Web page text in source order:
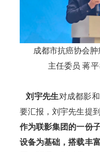
成都市抗癌协会
主任委员 蒋
刘宇先生对成都影
要汇报，刘宇先生提到
作为联影集团的一份
设备为基础，搭载丰